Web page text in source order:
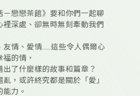
－戀戀茶館》要和你們一起聊
裡深處、卻無時無刻牽動我們
友情、愛情......這些令人偶爾心
的情，
出了什麼樣的故事和篇章？
，或許終究都是關於「愛」
力。